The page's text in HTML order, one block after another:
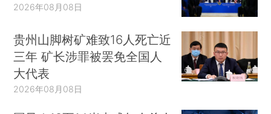
2026年08月08日
贵州山脚树矿难致16人死亡近
三年 矿长涉罪被罢免全国人
大代表
2026年08月08日